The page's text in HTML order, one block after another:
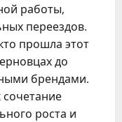
работы,
переездов.
прошла этот
до
брендами.
сочетание
роста и